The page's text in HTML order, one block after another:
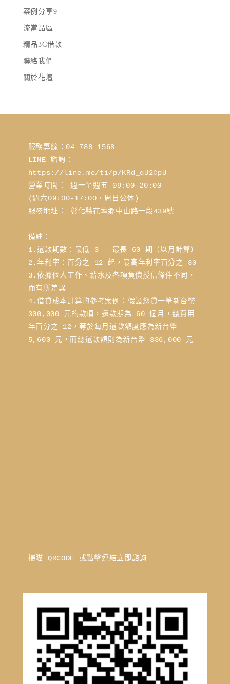
案例分享9
流當品區
精品3C借款
聯絡我們
關於花壇
服務專線：04-788 1568
https://line.me/ti/p/KRd_qU2CpU
營業時間： 週一至週五 09:00-20:00
(週六09:00-17:00，周日公休)
服務地址： 彰化縣花壇鄉中山路一段439號
備註：
1.還款期數：最低 3 - 最長 60 期（以月計算）
2.年利率：百分之 12 起，最高年利率百分之 30
3.依據個人工作、薪水及各項負債授信條件不同，
而有所差異
4.借貸成本計算的參考案例：假設您貸一筆新台幣
300,000 元的款項，還款期為 60 個月，總費用
年百分之 12，等於每月還款額度應為新台幣
5,600 元，而總還款額則為新台幣 336,000 元
掃瞄 QRCODE 或點擊連結立即諮詢